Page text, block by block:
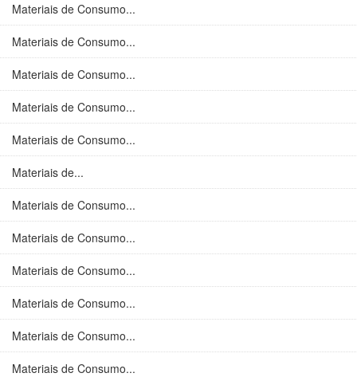
Materiais de Consumo...
Materiais de Consumo...
Materiais de Consumo...
Materiais de Consumo...
Materiais de Consumo...
Materiais de...
Materiais de Consumo...
Materiais de Consumo...
Materiais de Consumo...
Materiais de Consumo...
Materiais de Consumo...
Materiais de Consumo...